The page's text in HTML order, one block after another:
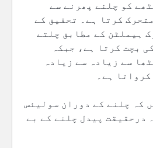
کو چلنے پھرنے سے
کرتا ہے۔ تحقیق کے
ہیملٹن کے مطابق چلتے
بچت کرتا ہے، جبکہ
سے زیادہ سے زیادہ
ہے۔
کہ چلنے کے دوران سولیئس
درحقیقت پیدل چلنے کے بے